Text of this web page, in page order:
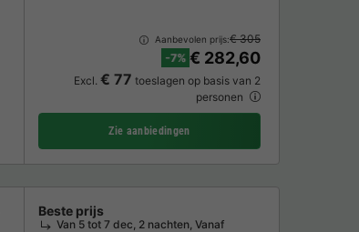
Aanbevolen prijs:€ 305
-7% € 282,60
Excl. € 77 toeslagen op basis van 2
personen
Zie aanbiedingen
Beste prijs
Van 5 tot 7 dec, 2 nachten, Vanaf